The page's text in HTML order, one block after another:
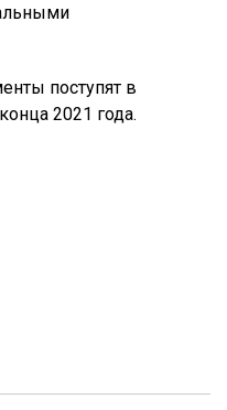
поступят в
2021 года.